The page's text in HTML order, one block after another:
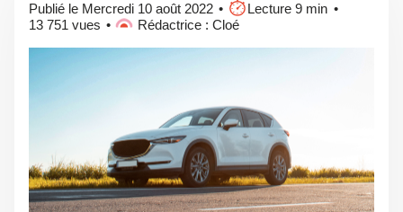
Publié le Mercredi 10 août 2022
Lecture 9 min
13 751 vues
Rédactrice : Cloé